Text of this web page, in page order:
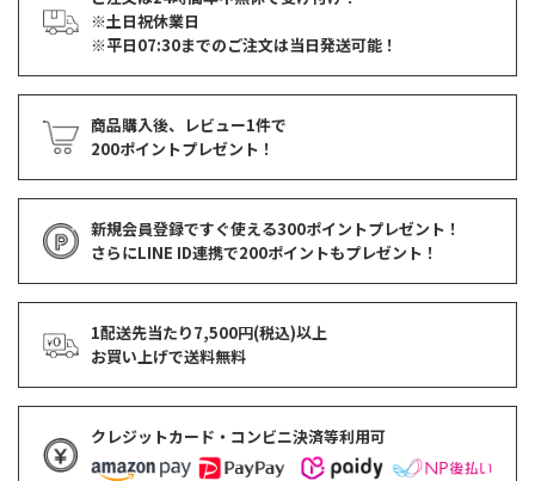
※土日祝休業日
※平日07:30までのご注文は当日発送可能！
商品購入後、レビュー1件で
200ポイントプレゼント！
新規会員登録ですぐ使える300ポイントプレゼント！
さらにLINE ID連携で200ポイントもプレゼント！
1配送先当たり7,500円(税込)以上
お買い上げで送料無料
クレジットカード・コンビニ決済等利用可